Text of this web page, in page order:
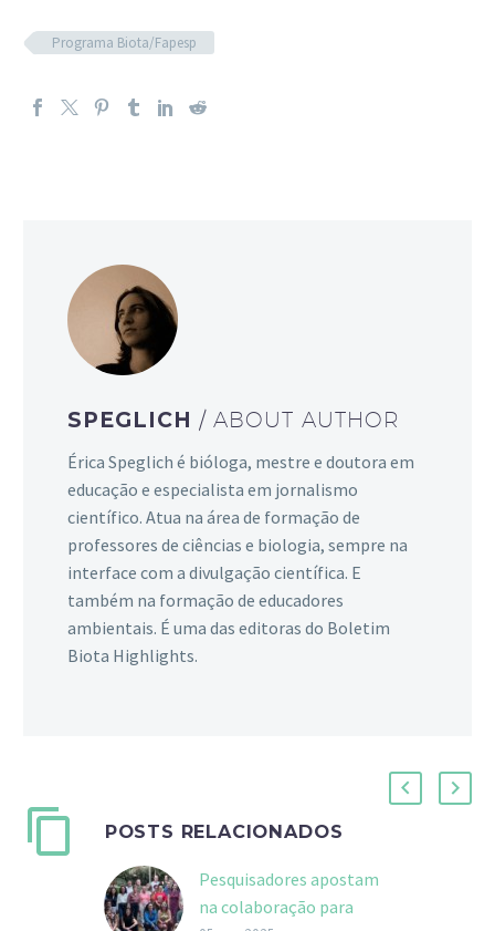
Programa Biota/Fapesp
SPEGLICH / ABOUT AUTHOR
Érica Speglich é bióloga, mestre e doutora em
educação e especialista em jornalismo
científico. Atua na área de formação de
professores de ciências e biologia, sempre na
interface com a divulgação científica. E
também na formação de educadores
ambientais. É uma das editoras do Boletim
Biota Highlights.
POSTS RELACIONADOS
Pesquisadores apostam
na colaboração para